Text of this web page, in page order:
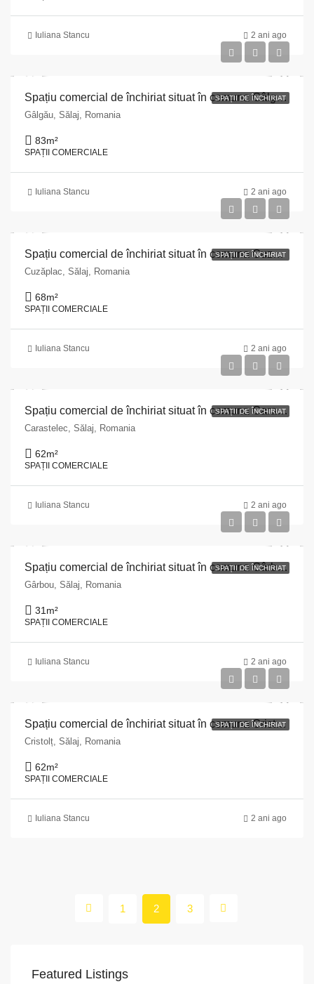
Iuliana Stancu 2 ani ago
SPAȚII DE ÎNCHIRIAT
Spațiu comercial de închiriat situat în comuna Gâlgău, str. Principală, nr. 246, județul Sălaj
Gâlgău, Sălaj, Romania
83m²
SPAȚII COMERCIALE
Iuliana Stancu 2 ani ago
SPAȚII DE ÎNCHIRIAT
Spațiu comercial de închiriat situat în comuna Cuzăplac, str. Principală, nr. 244, județul Sălaj
Cuzăplac, Sălaj, Romania
68m²
SPAȚII COMERCIALE
Iuliana Stancu 2 ani ago
SPAȚII DE ÎNCHIRIAT
Spațiu comercial de închiriat situat în comuna Carastelec,str. Balog, nr. 333, județul Sălaj
Carastelec, Sălaj, Romania
62m²
SPAȚII COMERCIALE
Iuliana Stancu 2 ani ago
SPAȚII DE ÎNCHIRIAT
Spațiu comercial de închiriat situat în comuna Gârbou, str. Principală, nr. 173, județul Sălaj
Gârbou, Sălaj, Romania
31 m²
SPAȚII COMERCIALE
Iuliana Stancu 2 ani ago
SPAȚII DE ÎNCHIRIAT
Spațiu comercial de închiriat situat în comuna Cristolț, str. Principală, nr. 96, județul Sălaj
Cristolț, Sălaj, Romania
62m²
SPAȚII COMERCIALE
Iuliana Stancu 2 ani ago
1 2 3
Featured Listings